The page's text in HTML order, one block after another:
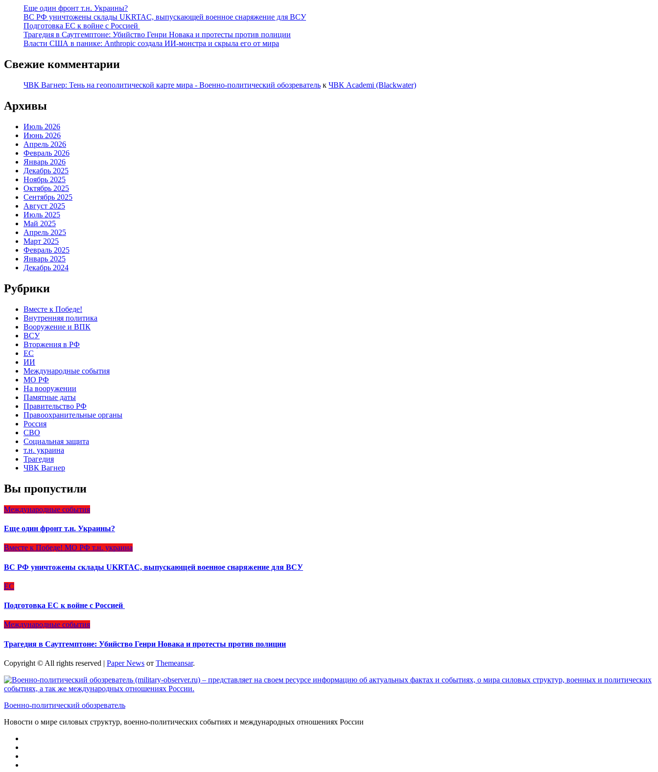
Еще один фронт т.н. Украины?
ВС РФ уничтожены склады UKRTAC, выпускающей военное снаряжение для ВСУ
Подготовка ЕС к войне с Россией
Трагедия в Саутгемптоне: Убийство Генри Новака и протесты против полиции
Власти США в панике: Anthropic создала ИИ-монстра и скрыла его от мира
Свежие комментарии
ЧВК Вагнер: Тень на геополитической карте мира - Военно-политический обозреватель к ЧВК Academi (Blackwater)
Архивы
Июль 2026
Июнь 2026
Апрель 2026
Февраль 2026
Январь 2026
Декабрь 2025
Ноябрь 2025
Октябрь 2025
Сентябрь 2025
Август 2025
Июль 2025
Май 2025
Апрель 2025
Март 2025
Февраль 2025
Январь 2025
Декабрь 2024
Рубрики
Вместе к Победе!
Внутренняя политика
Вооружение и ВПК
ВСУ
Вторжения в РФ
ЕС
ИИ
Международные события
МО РФ
На вооружении
Памятные даты
Правительство РФ
Правоохранительные органы
Россия
СВО
Социальная защита
т.н. украина
Трагедия
ЧВК Вагнер
Вы пропустили
Международные события
Еще один фронт т.н. Украины?
Вместе к Победе! МО РФ т.н. украина
ВС РФ уничтожены склады UKRTAC, выпускающей военное снаряжение для ВСУ
ЕС
Подготовка ЕС к войне с Россией
Международные события
Трагедия в Саутгемптоне: Убийство Генри Новака и протесты против полиции
Copyright © All rights reserved | Paper News от Themeansar.
Военно-политический обозреватель
Новости о мире силовых структур, военно-политических событиях и международных отношениях России